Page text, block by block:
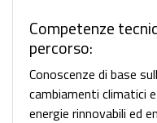
Competenze
percorso:
Conoscenze di base
cambiamenti climatici
energie rinnovabili ed